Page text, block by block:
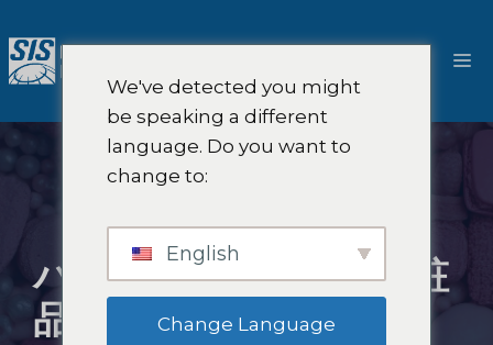
ン
テ
ツ
ッ
プ
メ
パーソナルケアと化粧
品の市場調査
We've detected you might
be speaking a different
language. Do you want to
change to:
English
Change Language